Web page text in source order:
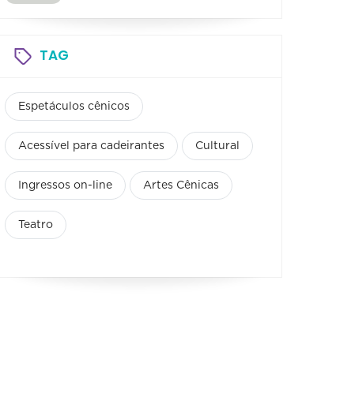
TAG
Espetáculos cênicos
Acessível para cadeirantes Cultural
Ingressos on-line Artes Cênicas
Teatro